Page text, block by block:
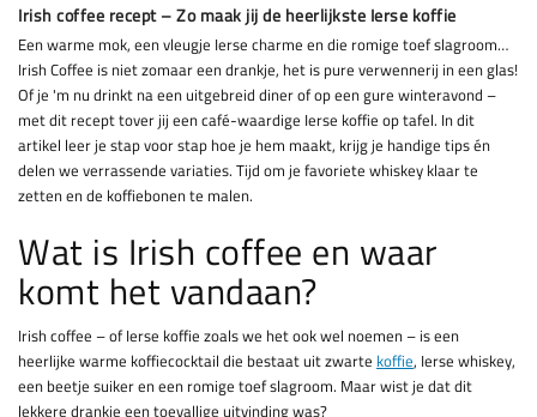
Irish coffee recept – Zo maak jij de heerlijkste Ierse koffie
Een warme mok, een vleugje Ierse charme en die romige toef slagroom…
Irish Coffee is niet zomaar een drankje, het is pure verwennerij in een glas!
Of je 'm nu drinkt na een uitgebreid diner of op een gure winteravond –
met dit recept tover jij een café-waardige Ierse koffie op tafel. In dit
artikel leer je stap voor stap hoe je hem maakt, krijg je handige tips én
delen we verrassende variaties. Tijd om je favoriete whiskey klaar te
zetten en de koffiebonen te malen.
Wat is Irish coffee en waar
komt het vandaan?
Irish coffee – of Ierse koffie zoals we het ook wel noemen – is een
heerlijke warme koffiecocktail die bestaat uit zwarte koffie, Ierse whiskey,
een beetje suiker en een romige toef slagroom. Maar wist je dat dit
lekkere drankje een toevallige uitvinding was?